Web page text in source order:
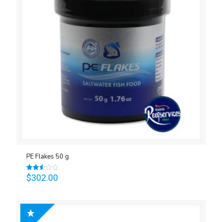
PE Flakes 50 g
Valorado
en
$302.00